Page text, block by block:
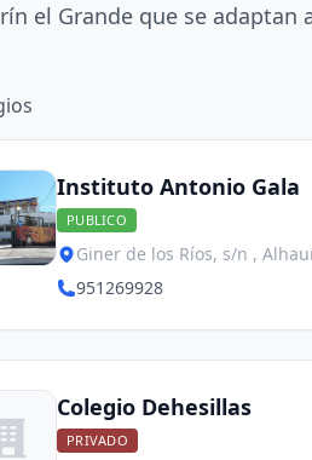
el Grande que se
Instituto Antonio Gala
PUBLICO
Giner de los
951269928
Colegio Dehesillas
PRIVADO